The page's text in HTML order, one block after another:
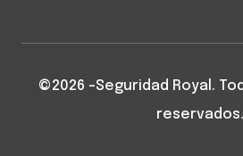
©2026 -Seguridad Royal.
reservados.